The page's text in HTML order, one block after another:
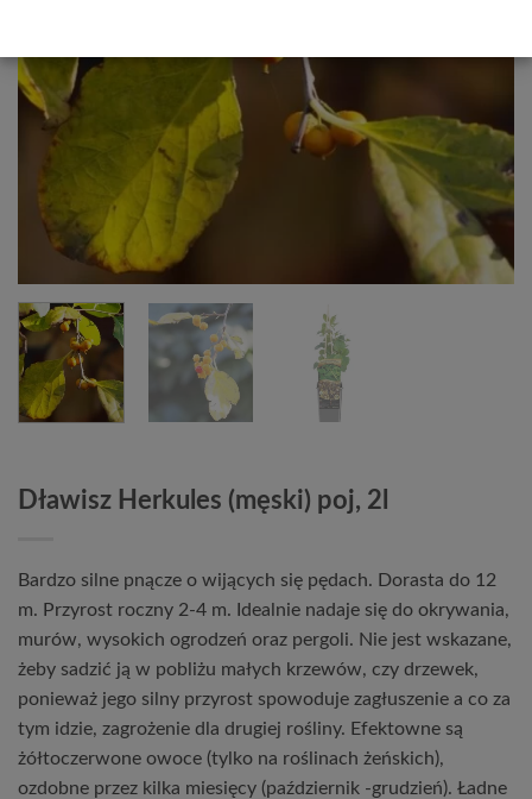
Dławisz Herkules (męski) poj, 2l
Bardzo silne pnącze o wijących się pędach. Dorasta do 12
m. Przyrost roczny 2-4 m. Idealnie nadaje się do okrywania,
murów, wysokich ogrodzeń oraz pergoli. Nie jest wskazane,
żeby sadzić ją w pobliżu małych krzewów, czy drzewek,
ponieważ jego silny przyrost spowoduje zagłuszenie a co za
tym idzie, zagrożenie dla drugiej rośliny. Efektowne są
żółtoczerwone owoce (tylko na roślinach żeńskich),
ozdobne przez kilka miesięcy (październik -grudzień). Ładne